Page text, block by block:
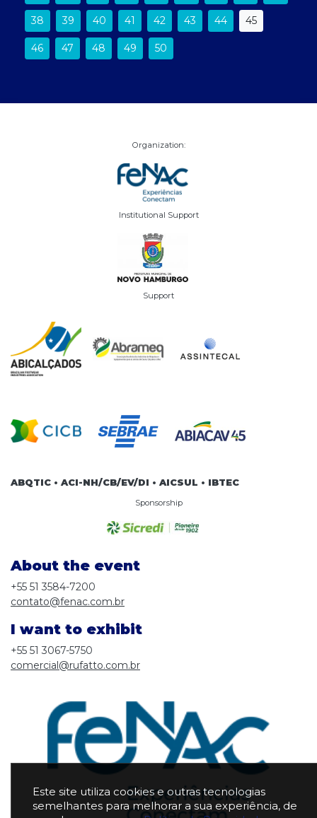
38 39 40 41 42 43 44 45
46 47 48 49 50
Organization:
Institutional Support
Support
ABQTIC • ACI-NH/CB/EV/DI • AICSUL • IBTEC
Sponsorship
About the event
+55 51 3584-7200
contato@fenac.com.br
I want to exhibit
+55 51 3067-5750
comercial@rufatto.com.br
Este site utiliza cookies e outras tecnologias
semelhantes para melhorar a sua experiência, de